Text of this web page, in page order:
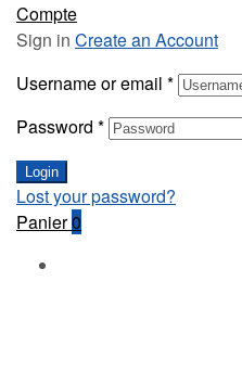
Compte
Sign in Create an Account
Username or email *
Password *
Login
Lost your password?
Panier0